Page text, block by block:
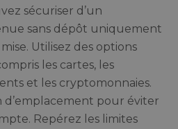
sécuriser d’un
sans dépôt uniquement
Utilisez des options
les cartes, les
et les cryptomonnaies.
d’emplacement pour éviter
Repérez les limites